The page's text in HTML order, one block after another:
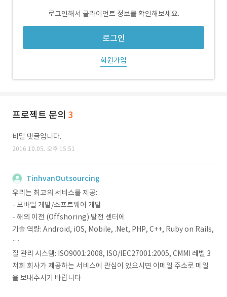
로그인해서 클라이언트 정보를 확인해보세요.
로그인
회원가입
프로젝트 문의 3
비밀 댓글입니다.
2016.10.05. 오후 15:51
TinhvanOutsourcing
우리는 최고의 서비스를 제공:
- 모바일 개발/소프트웨어 개발
- 해외 이전 (Offshoring) 발전 센터에
기술 역량: Android, iOS, Mobile, .Net, PHP, C++, Ruby on Rails,
…
질 관리 시스템: ISO9001:2008, ISO/IEC27001:2005, CMMI 레벨 3
저희 회사가 제공하는 서비스에 관심이 있으시면 이메일 주소로 메일
을 보내주시기 바랍니다